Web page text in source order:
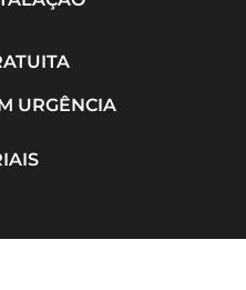
URGÊNCIA